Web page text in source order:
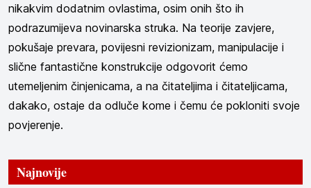
nikakvim dodatnim ovlastima, osim onih što ih
podrazumijeva novinarska struka. Na teorije zavjere,
pokušaje prevara, povijesni revizionizam, manipulacije i
slične fantastične konstrukcije odgovorit ćemo
utemeljenim činjenicama, a na čitateljima i čitateljicama,
dakako, ostaje da odluče kome i čemu će pokloniti svoje
povjerenje.
Najnovije